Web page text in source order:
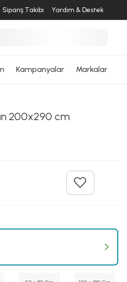
Sipariş Takibi Yardım & Destek
Kampanyalar Markalar
200x290 cm